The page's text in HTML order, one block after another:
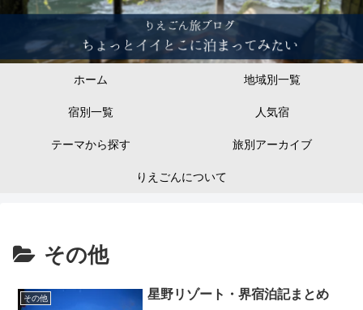
ホーム 地域別一覧
宿別一覧 人気宿
テーマから探す 旅別アーカイブ
りえごんについて
その他
その他 星野リゾート・界宿泊記まとめ